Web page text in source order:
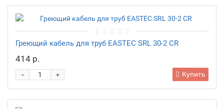
Греющий кабель для труб EASTEC SRL 30-2 CR
414 р.
+
- Купить